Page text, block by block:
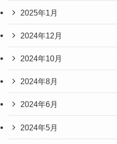
2025年1月
2024年12月
2024年10月
2024年8月
2024年6月
2024年5月